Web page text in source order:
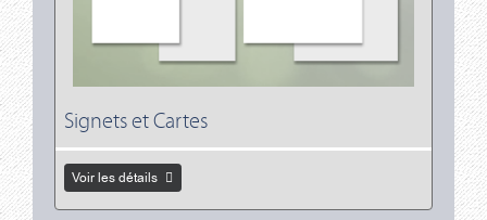
Signets et Cartes
Voir les détails